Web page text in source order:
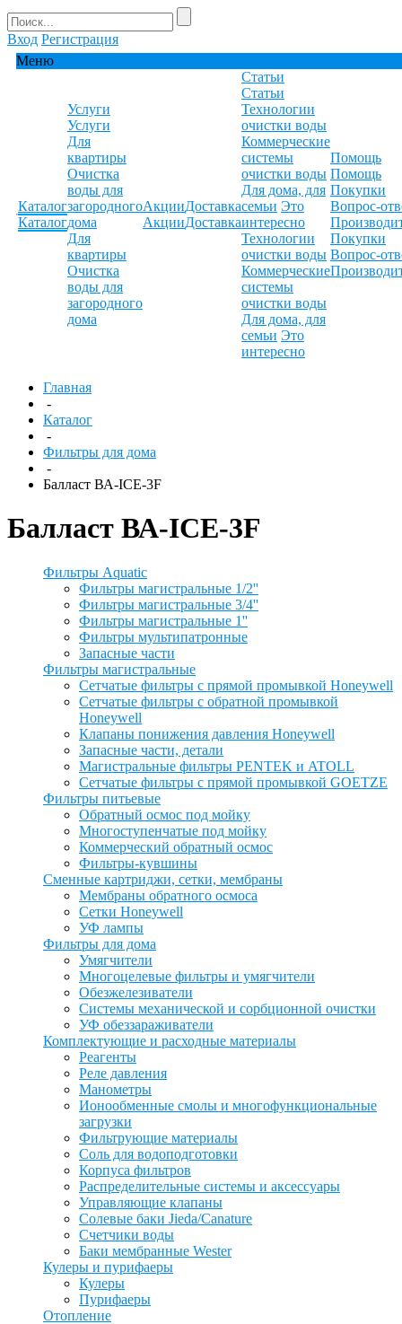
Вход Регистрация
Меню
Каталог
Каталог
Услуги
Услуги
Для
квартиры
Очистка
воды для
загородного
дома
Для
квартиры
Очистка
воды для
загородного
дома
Акции
Акции
Доставка
Доставка
Статьи
Статьи
Технологии
очистки воды
Коммерческие
системы
очистки воды
Для дома, для
семьи Это
интересно
Технологии
очистки воды
Коммерческие
системы
очистки воды
Для дома, для
семьи Это
интересно
Помощь
Помощь
Покупки
Вопрос-
Покупки
Вопрос-
Главная
-
Каталог
-
Фильтры для дома
-
Балласт ВА-IСЕ-3F
Балласт ВА-IСЕ-3F
Фильтры Aquatic
Фильтры магистральные 1/2''
Фильтры магистральные 3/4''
Фильтры магистральные 1''
Фильтры мультипатронные
Запасные части
Фильтры магистральные
Сетчатые фильтры с прямой промывкой Honeywell
Сетчатые фильтры с обратной промывкой
Honeywell
Клапаны понижения давления Honeywell
Запасные части, детали
Магистральные фильтры PENTEK и ATOLL
Сетчатые фильтры с прямой промывкой GOETZE
Фильтры питьевые
Обратный осмос под мойку
Многоступенчатые под мойку
Коммерческий обратный осмос
Фильтры-кувшины
Сменные картриджи, сетки, мембраны
Мембраны обратного осмоса
Сетки Honeywell
УФ лампы
Фильтры для дома
Умягчители
Многоцелевые фильтры и умягчители
Обезжелезиватели
Системы механической и сорбционной очистки
УФ обеззараживатели
Комплектующие и расходные материалы
Реагенты
Реле давления
Манометры
Ионообменные смолы и многофункциональные
загрузки
Фильтрующие материалы
Соль для водоподготовки
Корпуса фильтров
Распределительные системы и аксессуары
Управляющие клапаны
Солевые баки Jieda/Canature
Счетчики воды
Баки мембранные Wester
Кулеры и пурифаеры
Кулеры
Пурифаеры
Отопление